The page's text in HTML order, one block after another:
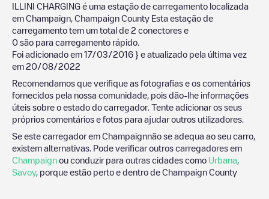
ILLINI CHARGING é uma estação de carregamento localizada
em Champaign Champaign County Esta estação de
carregamento tem um total de 2 conectores e
0 são para carregamento rápido.
Foi adicionado em 17/03/2016 } e atualizado pela última vez
em 20/08/2022
Recomendamos que verifique as fotografias e os comentários
fornecidos pela nossa comunidade, pois dão-lhe informações
úteis sobre o estado do carregador. Tente adicionar os seus
próprios comentários e fotos para ajudar outros utilizadores.
Se este carregador em Champaignnão se adequa ao seu carro,
existem alternativas. Pode verificar outros carregadores em
Champaign ou conduzir para outras cidades como Urbana
Savoy, porque estão perto e dentro de Champaign County